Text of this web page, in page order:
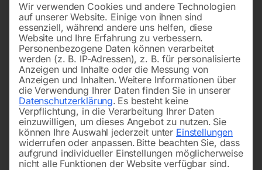
Wir verwenden Cookies und andere Technologien
auf unserer Website. Einige von ihnen sind
essenziell, während andere uns helfen, diese
Website und Ihre Erfahrung zu verbessern.
Personenbezogene Daten können verarbeitet
werden (z. B. IP-Adressen), z. B. für personalisierte
Anzeigen und Inhalte oder die Messung von
Anzeigen und Inhalten. Weitere Informationen über
die Verwendung Ihrer Daten finden Sie in unserer
Datenschutzerklärung. Es besteht keine
Verpflichtung, in die Verarbeitung Ihrer Daten
einzuwilligen, um dieses Angebot zu nutzen. Sie
können Ihre Auswahl jederzeit unter Einstellungen
widerrufen oder anpassen. Bitte beachten Sie, dass
aufgrund individueller Einstellungen möglicherweise
nicht alle Funktionen der Website verfügbar sind.